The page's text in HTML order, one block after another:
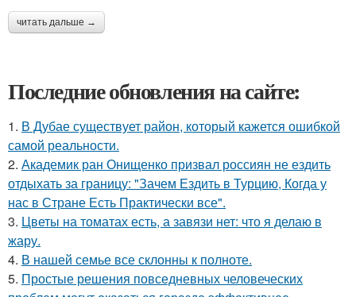
читать дальше →
Последние обновления на сайте:
1. В Дубае существует район, который кажется ошибкой
самой реальности.
2. Академик ран Онищенко призвал россиян не ездить
отдыхать за границу: "Зачем Ездить в Турцию, Когда у
нас в Стране Есть Практически все".
3. Цветы на томатах есть, а завязи нет: что я делаю в
жару.
4. В нашей семье все склонны к полноте.
5. Простые решения повседневных человеческих